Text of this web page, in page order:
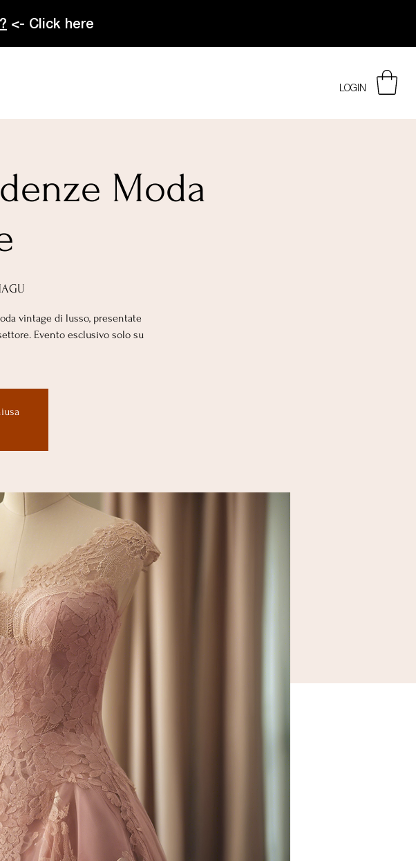
<- Click here
LOGIN
Moda
vintage di lusso, presentate
Evento esclusivo solo su